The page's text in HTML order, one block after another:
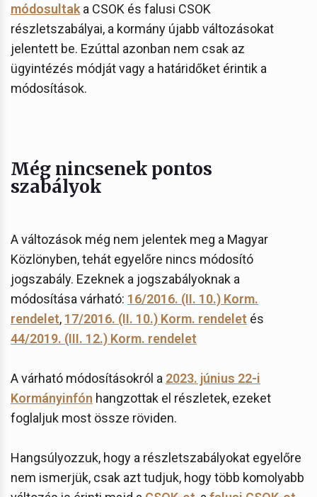
módosultak a CSOK és falusi CSOK
részletszabályai, a kormány újabb változásokat
jelentett be. Ezúttal azonban nem csak az
ügyintézés módját vagy a határidőket érintik a
módosítások.
Még nincsenek pontos
szabályok
A változások még nem jelentek meg a Magyar
Közlönyben, tehát egyelőre nincs módosító
jogszabály. Ezeknek a jogszabályoknak a
módosítása várható: 16/2016. (II. 10.) Korm.
rendelet, 17/2016. (II. 10.) Korm. rendelet és
44/2019. (III. 12.) Korm. rendelet
A várható módosításokról a 2023. június 22-i
Kormányinfón hangzottak el részletek, ezeket
foglaljuk most össze röviden.
Hangsúlyozzuk, hogy a részletszabályokat egyelőre
nem ismerjük, csak azt tudjuk, hogy több komolyabb